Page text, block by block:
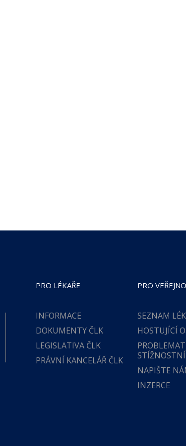
PRO LÉKAŘE
INFORMACE
DOKUMENTY ČLK
LEGISLATIVA ČLK
PRÁVNÍ KANCELÁŘ ČLK
PRO
SEZNAM
HOSTUJÍCÍ
NAPIŠTE
INZERCE